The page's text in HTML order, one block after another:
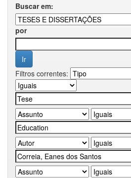
Buscar em:
por
Filtros correntes: